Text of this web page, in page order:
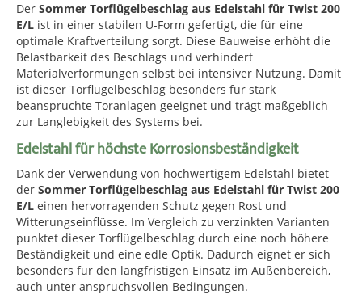
Der Sommer Torflügelbeschlag aus Edelstahl für Twist 200
E/L ist in einer stabilen U-Form gefertigt, die für eine
optimale Kraftverteilung sorgt. Diese Bauweise erhöht die
Belastbarkeit des Beschlags und verhindert
Materialverformungen selbst bei intensiver Nutzung. Damit
ist dieser Torflügelbeschlag besonders für stark
beanspruchte Toranlagen geeignet und trägt maßgeblich
zur Langlebigkeit des Systems bei.
Edelstahl für höchste Korrosionsbeständigkeit
Dank der Verwendung von hochwertigem Edelstahl bietet
der Sommer Torflügelbeschlag aus Edelstahl für Twist 200
E/L einen hervorragenden Schutz gegen Rost und
Witterungseinflüsse. Im Vergleich zu verzinkten Varianten
punktet dieser Torflügelbeschlag durch eine noch höhere
Beständigkeit und eine edle Optik. Dadurch eignet er sich
besonders für den langfristigen Einsatz im Außenbereich,
auch unter anspruchsvollen Bedingungen.